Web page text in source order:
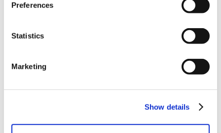
Preferences
Statistics
Marketing
Show details
¿Listo para tener conversaciones de